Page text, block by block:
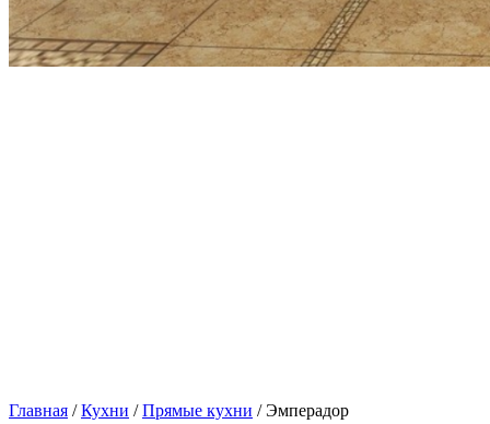
Главная /Кухни /Прямые кухни / Эмперадор